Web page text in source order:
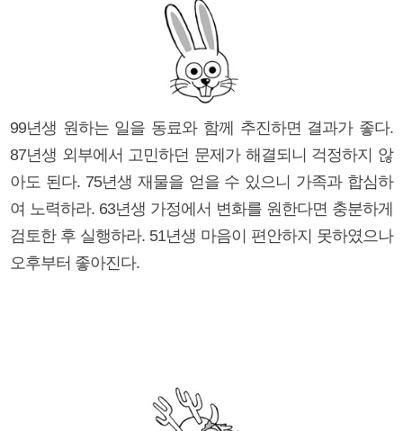
99년생 원하는 일을 동료와 함께 추진하면 결과가 좋다.
87년생 외부에서 고민하던 문제가 해결되니 걱정하지 않
아도 된다. 75년생 재물을 얻을 수 있으니 가족과 합심하
여 노력하라. 63년생 가정에서 변화를 원한다면 충분하게
검토한 후 실행하라. 51년생 마음이 편안하지 못하였으나
오후부터 좋아진다.